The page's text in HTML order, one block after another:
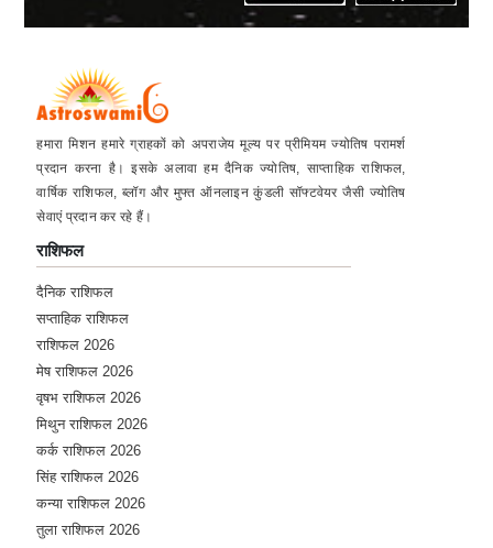
H ★★★★★
mera first attempt h
A ★★★★★
Thursday, 12 January 2023
best at allllll
A ★★★★★
thnxxxxxx
A ★★★★★
Friday, 04 November 2022
very nice sir all douys clear
A ★★★★★
हमारा मिशन हमारे ग्राहकों को अपराजेय मूल्य पर प्रीमियम ज्योतिष परामर्श
प्रदान करना है। इसके अलावा हम दैनिक ज्योतिष, साप्ताहिक राशिफल,
वार्षिक राशिफल, ब्लॉग और मुफ्त ऑनलाइन कुंडली सॉफ्टवेयर जैसी ज्योतिष
सेवाएं प्रदान कर रहे हैं।
राशिफल
दैनिक राशिफल
सप्ताहिक राशिफल
राशिफल 2026
मेष राशिफल 2026
वृषभ राशिफल 2026
मिथुन राशिफल 2026
कर्क राशिफल 2026
सिंह राशिफल 2026
कन्या राशिफल 2026
तुला राशिफल 2026